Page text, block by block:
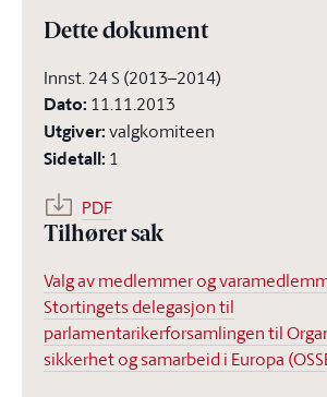
Dette dokument
Innst. 24 S (2013–2014)
Dato: 11.11.2013
Utgiver:valgkomiteen
Sidetall: 1
PDF
Tilhører sak
Valg av medlemmer og
Stortingets delegasjon til
parlamentarikerforsamlingen til
sikkerhet og samarbeid i Europa